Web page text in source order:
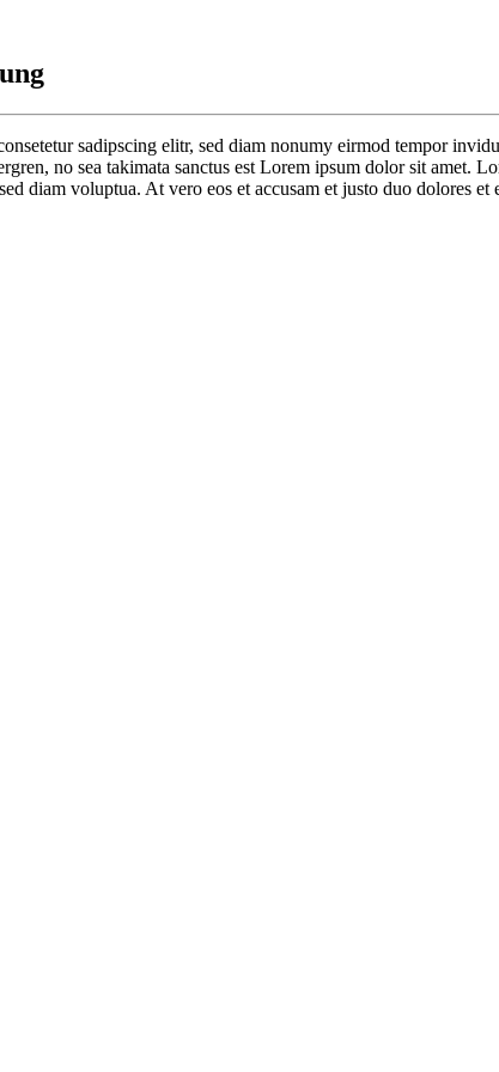
sadipscing elitr, sed diam nonumy eirmod tempor
no sea takimata sanctus est Lorem ipsum dolor sit
diam voluptua. At vero eos et accusam et justo duo dolores